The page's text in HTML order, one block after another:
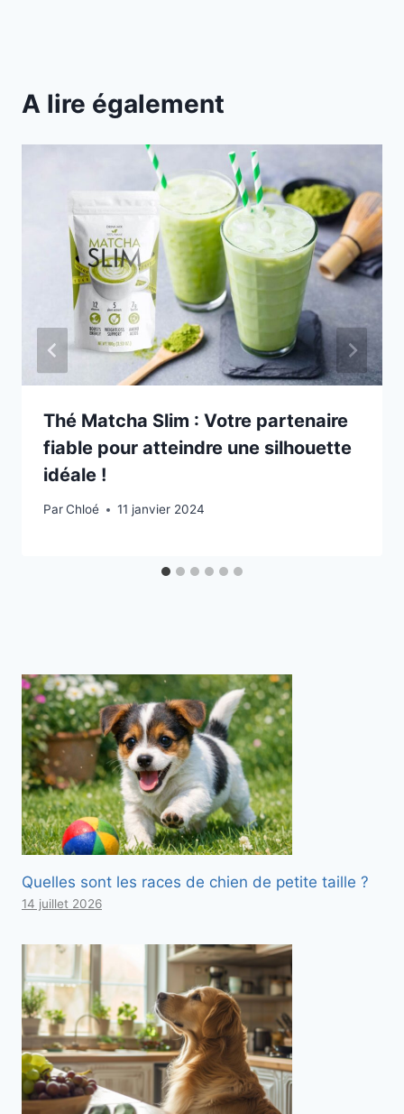
A lire également
Thé Matcha Slim : Votre partenaire
fiable pour atteindre une silhouette
idéale !
ParChloé 11 janvier 2024
Quelles sont les races de chien de petite taille ?
14 juillet 2026